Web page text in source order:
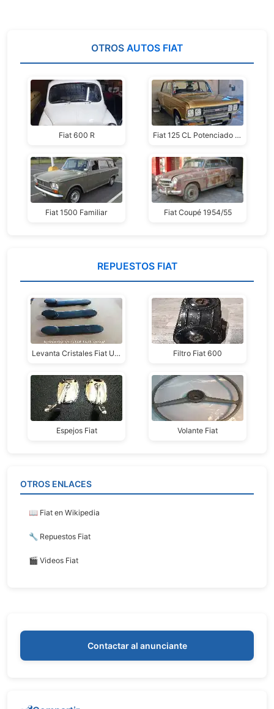
OTROS AUTOS FIAT
Fiat 600 R Fiat 125 CL Potenciado 1980
Fiat 1500 Familiar Fiat Coupé 1954/55
REPUESTOS FIAT
Levanta Cristales Fiat Uno/duna Filtro Fiat 600
Espejos Fiat Volante Fiat
OTROS ENLACES
📖 Fiat en Wikipedia
🔧 Repuestos Fiat
🎬 Videos Fiat
Contactar al anunciante